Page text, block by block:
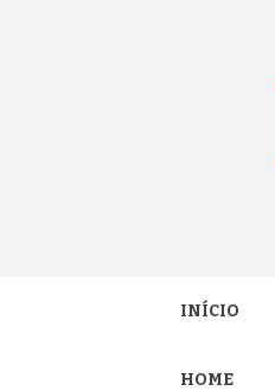
INÍCIO
HOME